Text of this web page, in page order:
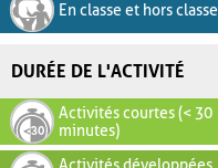
En classe et hors classe
DURÉE DE L'ACTIVITÉ
Activités courtes (< 30
minutes)